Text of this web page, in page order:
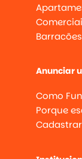
Anunciar
Como
Porque